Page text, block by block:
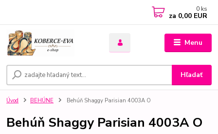
Menu
Hľadať
0 ks
za 0,00 EUR
Úvod BEHÚNE Behúň Shaggy Parisian 4003A O
Behúň Shaggy Parisian 4003A O